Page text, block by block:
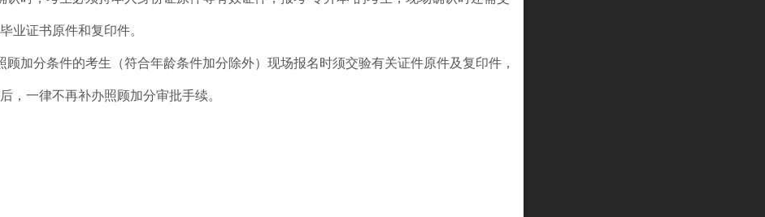
业证书原件和复印件。
顾加分条件的考生（符合年龄条件加分除外）现场报名时须交验有关证件原件及复印件，
，一律不再补办照顾加分审批手续。